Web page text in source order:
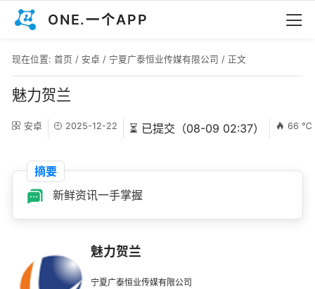
ONE.一个APP
现在位置: 首页 / 安卓 / 宁夏广泰恒业传媒有限公司 / 正文
魅力贺兰
安卓 2025-12-22 ⏳ 已提交（08-09 02:37） 66 ℃
摘要
新鲜资讯一手掌握
魅力贺兰
宁夏广泰恒业传媒有限公司